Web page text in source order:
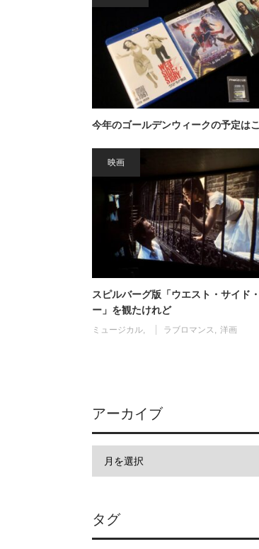
今年のゴールデンウィークの予定はこ
映画
スピルバーグ版「ウエスト・サイド
ー」を観たけれど
ミュージカル ラブロマンス 洋画
アーカイブ
タグ